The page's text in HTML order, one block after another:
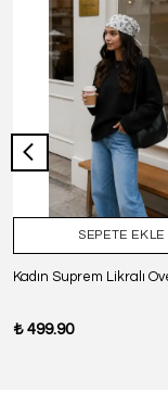
SEPETE EKLE
₺ 499.90